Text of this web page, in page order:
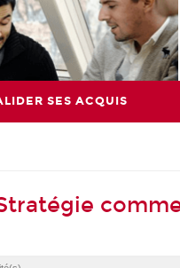
SES ACQUIS